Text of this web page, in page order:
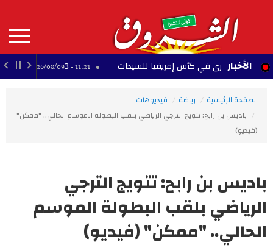
contenu
principal
MAIN
NAVIGATION الأخبار 11:21 - 2026/08/09 3 وجهات محتملة.. إلياس السخيري يقترب من الرحيل عن آينتراخت فرانكفورت
الصفحة الرئيسية رياضة
فيديوهات
باديس بن رابح: تتويج الترجي الرياضي بلقب البطولة الموسم الحالي.. "ممكن"
(فيديو)
باديس بن رابح: تتويج الترجي
الرياضي بلقب البطولة الموسم
الحالي.. "ممكن" (فيديو)